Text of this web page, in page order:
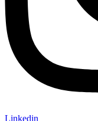
Linkedin